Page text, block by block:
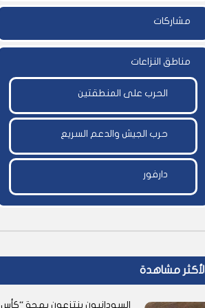
مشاركات
مناطق النزاعات
الحرب على المنطقتين
حرب الجيش والدعم السريع
دارفور
مشاهدة
السودانيون ينتزعون بهجة “كأس